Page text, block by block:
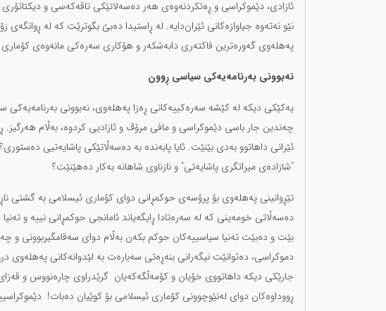
ئازادی، دێموکراسی و ڕەتکردنەوەی هەر دەسەلاتێکی تاقەکەسی و
نێو نەتەوە جیاوازەکانی ئێران‌دایە. لە ڕاستیدا دەبێ بگوترێت کە لە ڕوانگەی
پەهلەوی گەورەترین فاکتەری دابەشکەر و هۆکاری سەرەکی مانەوەی کۆماری
نەبوونی بەرنامەیەکی سیاسی ڕوون
یەکێکی دیکە لە کێشە سەرەکییەکانی ڕەزا پەهلەوی، نەبوونی بەرنامەیەکی
چەندین جار باسی دێموکراسی و مافی مرۆڤ و ئازادیی کردوە، بەڵام هەرگیز.
ئێرانی داهاتوو بەدی بێنێت. ئایا پابەندە بە دەسەڵاتێکی پاشایەتیی
"شازادەی میراتگری پاشایەتی" و نازناوی شاهانە بەکار دەهێنێت؟
تێڕوانینی پەهلەوی بۆ پرۆسەی حوکمڕانی دوای کۆماری ئیسلامی بە گشتی
دەسەڵاتی خومەینی کە لە سەرەتادا ڕایگەیاند ئامانجی حوکمڕانی نییە و
بێت و دەبێت تەنیا سیاسییەکان حوکم بکەن بەڵام دوای سەقامگیربوونی و
دموکراسی، دەتوانێت نیگەرانی بنەڕەتی سەبارەت بە لێدوانەکانی
جارێکی دیکە داهاتووی خۆیان و کۆمەڵگەکەیان گرێدراوی چارەنووس و
ڕووداوەکان دوای لەنێوچوونی کۆماری ئیسلامی بۆ کوێیان دەبات!